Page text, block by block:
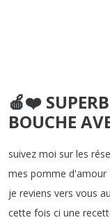
🍎❤️
BOUCHE
suivez moi sur les
mes pomme d'amour
je reviens vers vous
cette fois ci une